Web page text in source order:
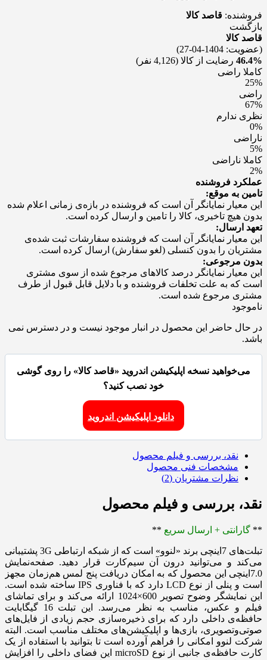
فروشنده: قاصد کالا
بازگشت
قاصد کالا
(عضویت: 1404-04-27)
46.4% رضایت از کالا (4,126 نفر)
کاملا راضی
25%
راضی
67%
نظری ندارم
0%
ناراضی
5%
کاملا ناراضی
2%
عملکرد فروشنده
تامین به موقع:
این معیار نمایانگر آن است که فروشنده در بازه‌ی زمانی اعلام شده
بدون هیچ تاخیری، کالا را تامین و ارسال کرده است.
تعهد ارسال:
این معیار نمایانگر آن است که فروشنده سفارشات ثبت شده‌ی
مشتریان را بدون کنسلی (لغو سفارش) ارسال کرده است.
بدون مرجوعی:
این معیار نمایانگر درصد کالاهای مرجوع شده از سوی مشتری
است که به علت تخلفات فروشنده و با دلایل قابل قبول از طرف
مشتری مرجوع شده است.
ناموجود
در حال حاضر این محصول در انبار موجود نیست و در دسترس نمی
باشد.
می‌خواهید نسخه اپلیکیشن اندروید «قاصد کالا» را روی گوشی
خود نصب کنید؟
دانلود اپلیکیشن اندروید
نقد، بررسی و فیلم محصول
مشخصات فنی محصول
نظرات مشتریان (2)
نقد، بررسی و فیلم محصول
** گارانتی + ارسال سریع **
تبلت‌های 7اینچی برند «لنوو» است که از شبکه ارتباطی 3G پشتیبانی
می‌کند و می‌توانید درون آن سیم‌کارت قرار دهید. صفحه‌نمایش
7.0اینچی این محصول که به امکان دریافت پنج لمس هم‌زمان مجهز
است و پنلی از نوع‌ LCD دارد که با فناوری‌ IPS ساخته شده است.
این نمایشگر وضوح تصویر 600×1024 ارائه می‌کند و برای تماشای
فیلم و عکس، مناسب به ‌نظر می‌رسد. این تبلت 16 گیگابایت
حافظه‌ی داخلی دارد که برای ذخیره‌سازی حجم زیادی از فایل‌های
صوتی‌و‌تصویری، بازی‌ها و اپلیکیشن‌های مختلف مناسب است. البته
شرکت لنوو امکانی را فراهم آورده است تا بتوانید با ‌استفاده از یک
کارت حافظه‌ی جانبی از نوع‌ microSD این فضای داخلی را افزایش